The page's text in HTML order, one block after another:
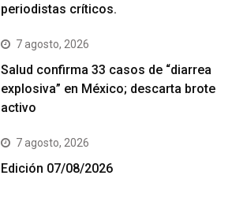
periodistas críticos.
7 agosto, 2026
Salud confirma 33 casos de “diarrea
explosiva” en México; descarta brote
activo
7 agosto, 2026
Edición 07/08/2026